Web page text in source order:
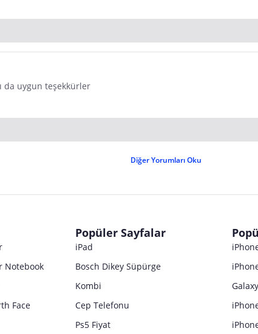
da uygun teşekkürler
Diğer Yorumları Oku
Notebook
Face
Popüler Sayfalar
iPad
Bosch Dikey Süpürge
Kombi
Cep Telefonu
Ps5 Fiyat